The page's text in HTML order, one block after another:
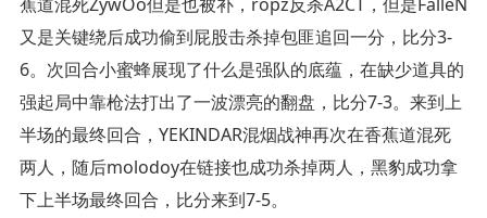
蕉道混死ZywOo但是也被补，ropz反杀A2CT，但是FalleN
又是关键绕后成功偷到屁股击杀掉包匪追回一分，比分3-
6。次回合小蜜蜂展现了什么是强队的底蕴，在缺少道具的
强起局中靠枪法打出了一波漂亮的翻盘，比分7-3。来到上
半场的最终回合，YEKINDAR混烟战神再次在香蕉道混死
两人，随后molodoy在链接也成功杀掉两人，黑豹成功拿
下上半场最终回合，比分来到7-5。